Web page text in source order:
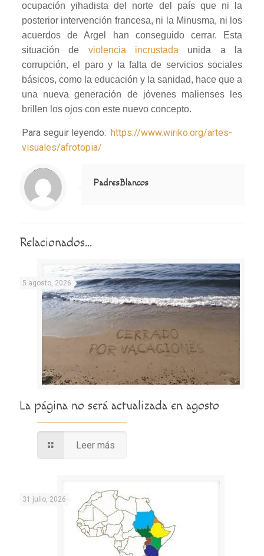
ocupación yihadista del norte del país que ni la
posterior intervención francesa, ni la Minusma, ni los
acuerdos de Argel han conseguido cerrar. Esta
situación de violencia incrustada unida a la
corrupción, el paro y la falta de servicios sociales
básicos, como la educación y la sanidad, hace que a
una nueva generación de jóvenes malienses les
brillen los ojos con este nuevo concepto.
Para seguir leyendo: https://www.wiriko.org/artes-
visuales/afrotopia/
Notice
: Trying to access array offset on value of type null in
/home/misioner/public_html/padresblancos/themes/betheme/includes/content-single.php
on line
286
PadresBlancos
Relacionados...
5 agosto, 2026
La página no será actualizada en agosto
Leer más
31 julio, 2026